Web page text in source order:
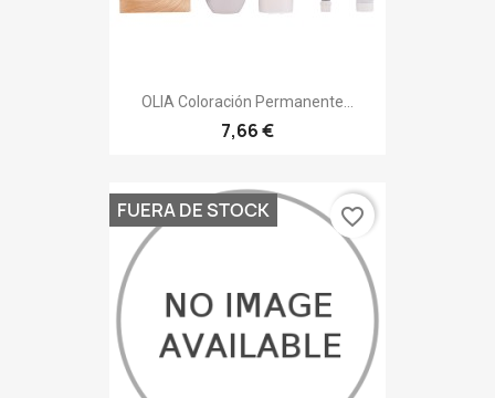
OLIA Coloración Permanente...
7,66 €
FUERA DE STOCK favorite_border